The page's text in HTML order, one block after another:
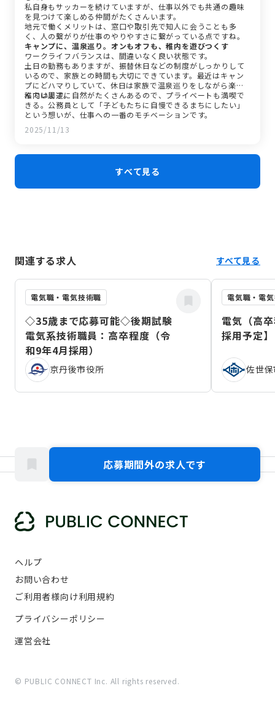
私自身もサッカーを続けていますが、仕事以外でも共通の趣味
を見つけて楽しめる仲間がたくさんいます。
地元で働くメリットは、窓口や取引先で知人に会うことも多
く、人の繋がりが仕事のやりやすさに繋がっている点ですね。
キャンプに、温泉巡り。オンもオフも、稚内を遊びつくす
ワークライフバランスは、間違いなく良い状態です。
土日の勤務もありますが、振替休日などの制度がしっかりして
いるので、家族との時間も大切にできています。最近はキャン
プにどハマりしていて、休日は家族で温泉巡りをしながら楽し
んでいます。
稚内は周辺に自然がたくさんあるので、プライベートも満喫で
きる。公務員として「子どもたちに自慢できるまちにしたい」
という想いが、仕事への一番のモチベーションです。
2025/11/13
すべて見る
関連する求人 すべて見る
電気職・電気技術職
◇35歳まで応募可能◇後期試験
電気系技術職員：高卒程度（令
和9年4月採用）
京丹後市役所
電気職・電
電気（高
採用予定】
佐世
応募期間外の求人です
ヘルプ
お問い合わせ
ご利用者様向け利用規約
プライバシーポリシー
運営会社
© PUBLIC CONNECT Inc. All rights reserved.